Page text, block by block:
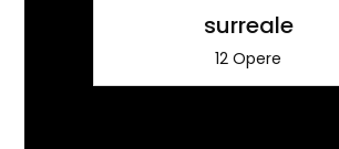
surreale
12 Opere